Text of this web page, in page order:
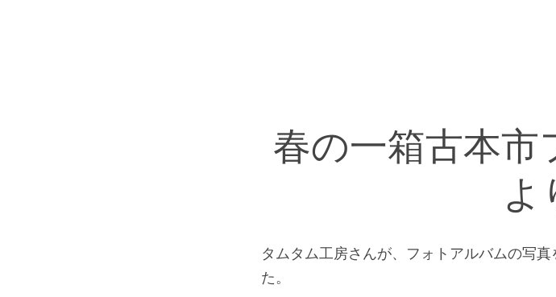
春の一箱古本市
よ
タムタム工房さんが、フォトアルバムの写
た。